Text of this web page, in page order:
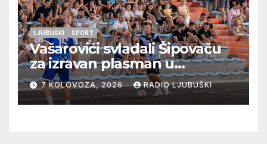
LJUBUŠKI ŠPORT
Vašarovići svladali Šipovaču
za izravan plasman u
četvrtfinale, Grab izborio
prolazak dalje, Klobuk ispao,
večeras počinje četvrtfinale
7 KOLOVOZA, 2026 RADIO LJUBUŠKI